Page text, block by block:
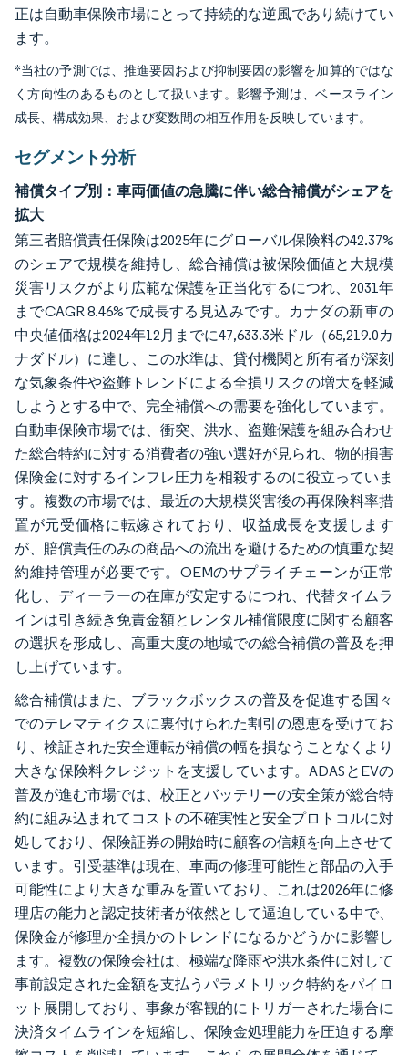
正は自動車保険市場にとって持続的な逆風であり続けてい
ます。
*当社の予測では、推進要因および抑制要因の影響を加算的ではな
く方向性のあるものとして扱います。影響予測は、ベースライン
成長、構成効果、および変数間の相互作用を反映しています。
セグメント分析
補償タイプ別：車両価値の急騰に伴い総合補償がシェアを
拡大
第三者賠償責任保険は2025年にグローバル保険料の42.37%
のシェアで規模を維持し、総合補償は被保険価値と大規模
災害リスクがより広範な保護を正当化するにつれ、2031年
までCAGR 8.46%で成長する見込みです。カナダの新車の
中央値価格は2024年12月までに47,633.3米ドル（65,219.0カ
ナダドル）に達し、この水準は、貸付機関と所有者が深刻
な気象条件や盗難トレンドによる全損リスクの増大を軽減
しようとする中で、完全補償への需要を強化しています。
自動車保険市場では、衝突、洪水、盗難保護を組み合わせ
た総合特約に対する消費者の強い選好が見られ、物的損害
保険金に対するインフレ圧力を相殺するのに役立っていま
す。複数の市場では、最近の大規模災害後の再保険料率措
置が元受価格に転嫁されており、収益成長を支援します
が、賠償責任のみの商品への流出を避けるための慎重な契
約維持管理が必要です。OEMのサプライチェーンが正常
化し、ディーラーの在庫が安定するにつれ、代替タイムラ
インは引き続き免責金額とレンタル補償限度に関する顧客
の選択を形成し、高重大度の地域での総合補償の普及を押
し上げています。
総合補償はまた、ブラックボックスの普及を促進する国々
でのテレマティクスに裏付けられた割引の恩恵を受けてお
り、検証された安全運転が補償の幅を損なうことなくより
大きな保険料クレジットを支援しています。ADASとEVの
普及が進む市場では、校正とバッテリーの安全策が総合特
約に組み込まれてコストの不確実性と安全プロトコルに対
処しており、保険証券の開始時に顧客の信頼を向上させて
います。引受基準は現在、車両の修理可能性と部品の入手
可能性により大きな重みを置いており、これは2026年に修
理店の能力と認定技術者が依然として逼迫している中で、
保険金が修理か全損かのトレンドになるかどうかに影響し
ます。複数の保険会社は、極端な降雨や洪水条件に対して
事前設定された金額を支払うパラメトリック特約をパイロ
ット展開しており、事象が客観的にトリガーされた場合に
決済タイムラインを短縮し、保険金処理能力を圧迫する摩